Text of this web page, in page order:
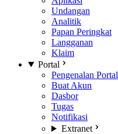
Undangan
Analitik
Papan Peringkat
Langganan
Klaim
Portal
Pengenalan Portal
Buat Akun
Dasbor
Tugas
Notifikasi
Extranet